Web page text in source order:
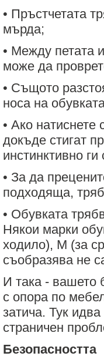
• Пръстчетата
мърда;
• Между петата
може да
• Същото
носа на
• Ако натиснете
докъде стигат
инстинктивно
• За да
подходяща,
• Обувката
Някои марки
ходило), M (за
съобразява не
И така - вашето
с опора по
затича. Тук
страничен
Безопасността